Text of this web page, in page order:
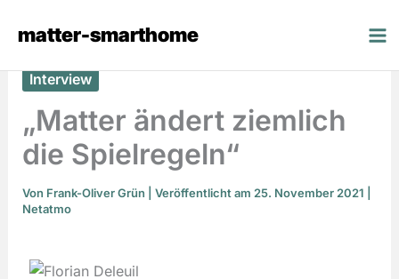
Inhaltmatter-smarthome
Interview
„Matter ändert ziemlich
die Spielregeln“
Von Frank-Oliver Grün
| Veröffentlicht am 25. November 2021 |
Netatmo